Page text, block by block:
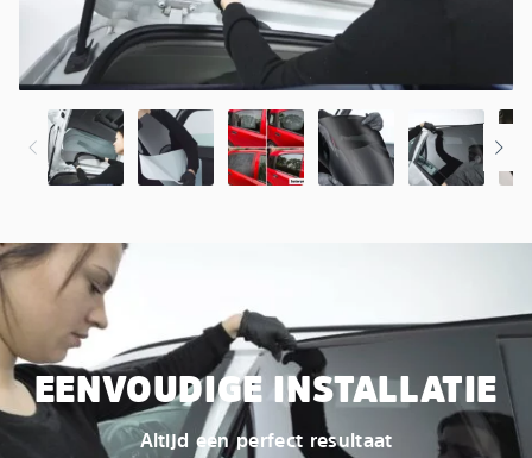
EENVOUDIGE INSTALLATIE
Altijd een perfect resultaat